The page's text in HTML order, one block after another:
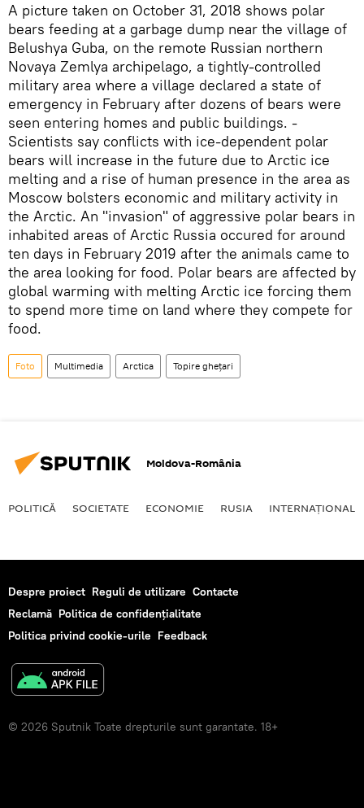
A picture taken on October 31, 2018 shows polar
bears feeding at a garbage dump near the village of
Belushya Guba, on the remote Russian northern
Novaya Zemlya archipelago, a tightly-controlled
military area where a village declared a state of
emergency in February after dozens of bears were
seen entering homes and public buildings. -
Scientists say conflicts with ice-dependent polar
bears will increase in the future due to Arctic ice
melting and a rise of human presence in the area as
Moscow bolsters economic and military activity in
the Arctic. An "invasion" of aggressive polar bears in
inhabited areas of Arctic Russia occured for around
ten days in February 2019 after the animals came to
the area looking for food. Polar bears are affected by
global warming with melting Arctic ice forcing them
to spend more time on land where they compete for
food.
Foto Multimedia Arctica Topire ghețari
Moldova-România
POLITICĂ SOCIETATE ECONOMIE RUSIA INTERNAŢIONAL
Despre proiect Reguli de utilizare Contacte
Reclamă Politica de confidențialitate
Politica privind cookie-urile Feedback
© 2026 Sputnik Toate drepturile sunt garantate. 18+